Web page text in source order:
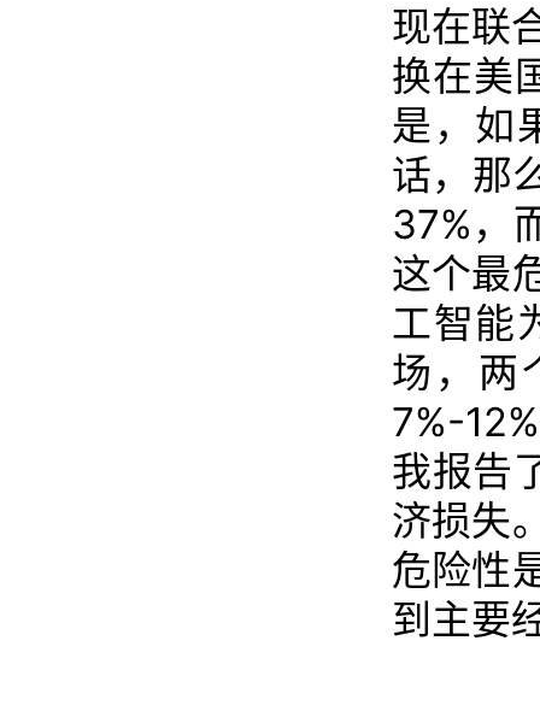
现在联
换在美
是，如
话，那
37%，
这个最
工智能
场，两
7%-
我报告
济损失
危险性
到主要